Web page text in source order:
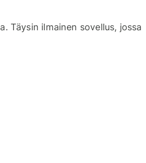
Täysin ilmainen sovellus, jossa